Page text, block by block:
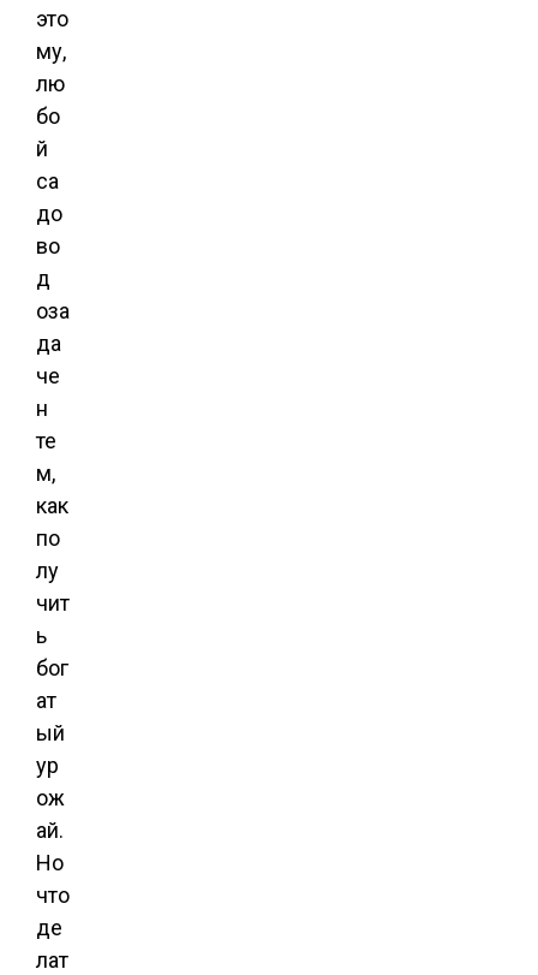
это
му,
лю
бо
й
са
до
во
д
оза
да
че
н
те
м,
как
по
лу
чит
ь
бог
ат
ый
ур
ож
ай.
Но
что
де
лат